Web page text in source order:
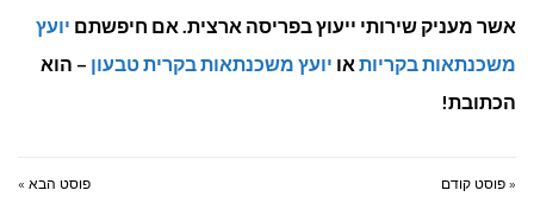
אשר מעניק שירותי ייעוץ בפריסה ארצית. אם חיפשתם יועץ
משכנתאות בקריות או יועץ משכנתאות בקרית טבעון – הוא
הכתובת!
« פוסט קודם פוסט הבא »